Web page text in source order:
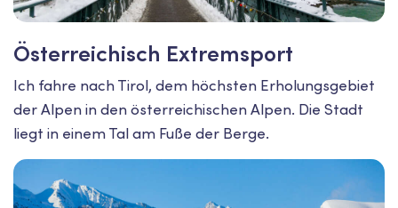
Österreichisch Extremsport
Ich fahre nach Tirol, dem höchsten Erholungsgebiet
der Alpen in den österreichischen Alpen. Die Stadt
liegt in einem Tal am Fuße der Berge.